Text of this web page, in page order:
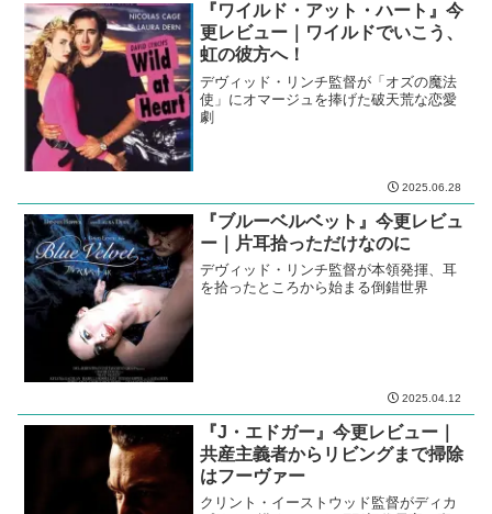
『ワイルド・アット・ハート』今
更レビュー｜ワイルドでいこう、
虹の彼方へ！
デヴィッド・リンチ監督が「オズの魔法
使」にオマージュを捧げた破天荒な恋愛
劇
2025.06.28
『ブルーベルベット』今更レビュ
ー｜片耳拾っただけなのに
デヴィッド・リンチ監督が本領発揮、耳
を拾ったところから始まる倒錯世界
2025.04.12
『J・エドガー』今更レビュー｜
共産主義者からリビングまで掃除
はフーヴァー
クリント・イーストウッド監督がディカ